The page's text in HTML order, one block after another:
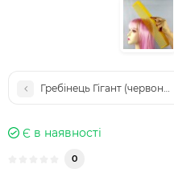
Гребінець Гігант (червоний)
Є в наявності
0